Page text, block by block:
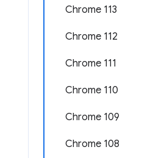
Chrome 113
Chrome 112
Chrome 111
Chrome 110
Chrome 109
Chrome 108